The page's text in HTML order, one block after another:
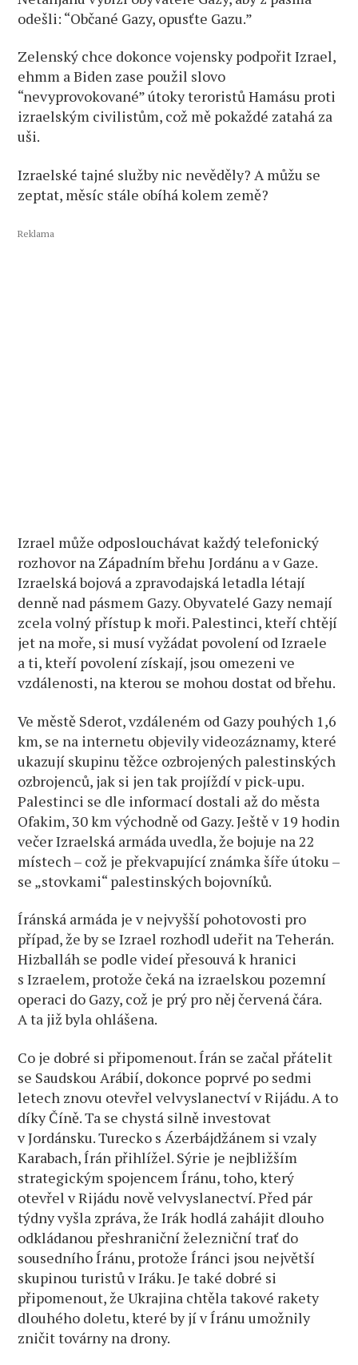
odešli: “Občané Gazy, opusťte Gazu.”
Zelenský chce dokonce vojensky podpořit Izrael,
ehmm a Biden zase použil slovo
“nevyprovokované” útoky teroristů Hamásu proti
izraelským civilistům, což mě pokaždé zatahá za
uši.
Izraelské tajné služby nic nevěděly? A můžu se
zeptat, měsíc stále obíhá kolem země?
Reklama
Izrael může odposlouchávat každý telefonický
rozhovor na Západním břehu Jordánu a v Gaze.
Izraelská bojová a zpravodajská letadla létají
denně nad pásmem Gazy. Obyvatelé Gazy nemají
zcela volný přístup k moři. Palestinci, kteří chtějí
jet na moře, si musí vyžádat povolení od Izraele
a ti, kteří povolení získají, jsou omezeni ve
vzdálenosti, na kterou se mohou dostat od břehu.
Ve městě Sderot, vzdáleném od Gazy pouhých 1,6
km, se na internetu objevily videozáznamy, které
ukazují skupinu těžce ozbrojených palestinských
ozbrojenců, jak si jen tak projíždí v pick-upu.
Palestinci se dle informací dostali až do města
Ofakim, 30 km východně od Gazy. Ještě v 19 hodin
večer Izraelská armáda uvedla, že bojuje na 22
místech – což je překvapující známka šíře útoku –
se „stovkami“ palestinských bojovníků.
Íránská armáda je v nejvyšší pohotovosti pro
případ, že by se Izrael rozhodl udeřit na Teherán.
Hizballáh se podle videí přesouvá k hranici
s Izraelem, protože čeká na izraelskou pozemní
operaci do Gazy, což je prý pro něj červená čára.
A ta již byla ohlášena.
Co je dobré si připomenout. Írán se začal přátelit
se Saudskou Arábií, dokonce poprvé po sedmi
letech znovu otevřel velvyslanectví v Rijádu. A to
díky Číně. Ta se chystá silně investovat
v Jordánsku. Turecko s Ázerbájdžánem si vzaly
Karabach, Írán přihlížel. Sýrie je nejbližším
strategickým spojencem Íránu, toho, který
otevřel v Rijádu nově velvyslanectví. Před pár
týdny vyšla zpráva, že Irák hodlá zahájit dlouho
odkládanou přeshraniční železniční trať do
sousedního Íránu, protože Íránci jsou největší
skupinou turistů v Iráku. Je také dobré si
připomenout, že Ukrajina chtěla takové rakety
dlouhého doletu, které by jí v Íránu umožnily
zničit továrny na drony.